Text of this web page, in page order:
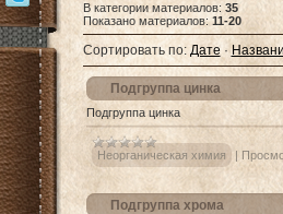
В категории материалов: 35
Показано материалов:11-20
Сортировать по: Дате·
Подгруппа цинка
Подгруппа цинка
Неорганическая химия |
Подгруппа хрома